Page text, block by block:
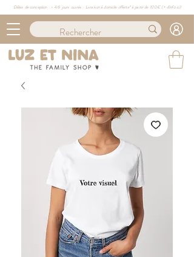
Délais de conception : ≈ 4/6 jours ouvrés · Livraison à domicile offerte* à partir de 100€ (+ d'info ici)